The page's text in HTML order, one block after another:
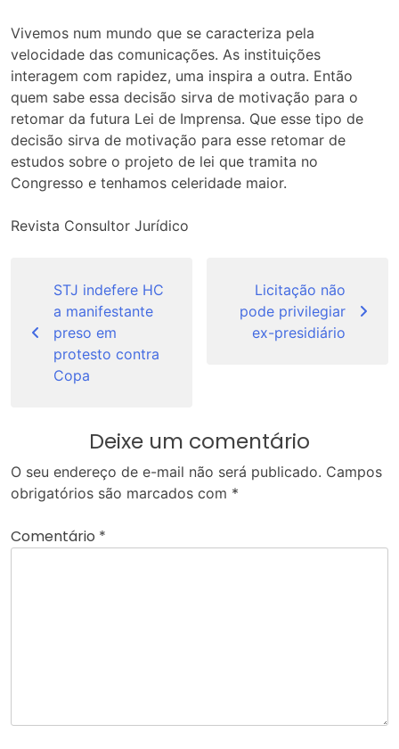
Vivemos num mundo que se caracteriza pela
velocidade das comunicações. As instituições
interagem com rapidez, uma inspira a outra. Então
quem sabe essa decisão sirva de motivação para o
retomar da futura Lei de Imprensa. Que esse tipo de
decisão sirva de motivação para esse retomar de
estudos sobre o projeto de lei que tramita no
Congresso e tenhamos celeridade maior.
Revista Consultor Jurídico
Post
STJ indefere HC
a manifestante
preso em
protesto contra
Copa
Licitação não
pode privilegiar
ex-presidiário
Deixe um comentário
O seu endereço de e-mail não será publicado. Campos
obrigatórios são marcados com *
Comentário *